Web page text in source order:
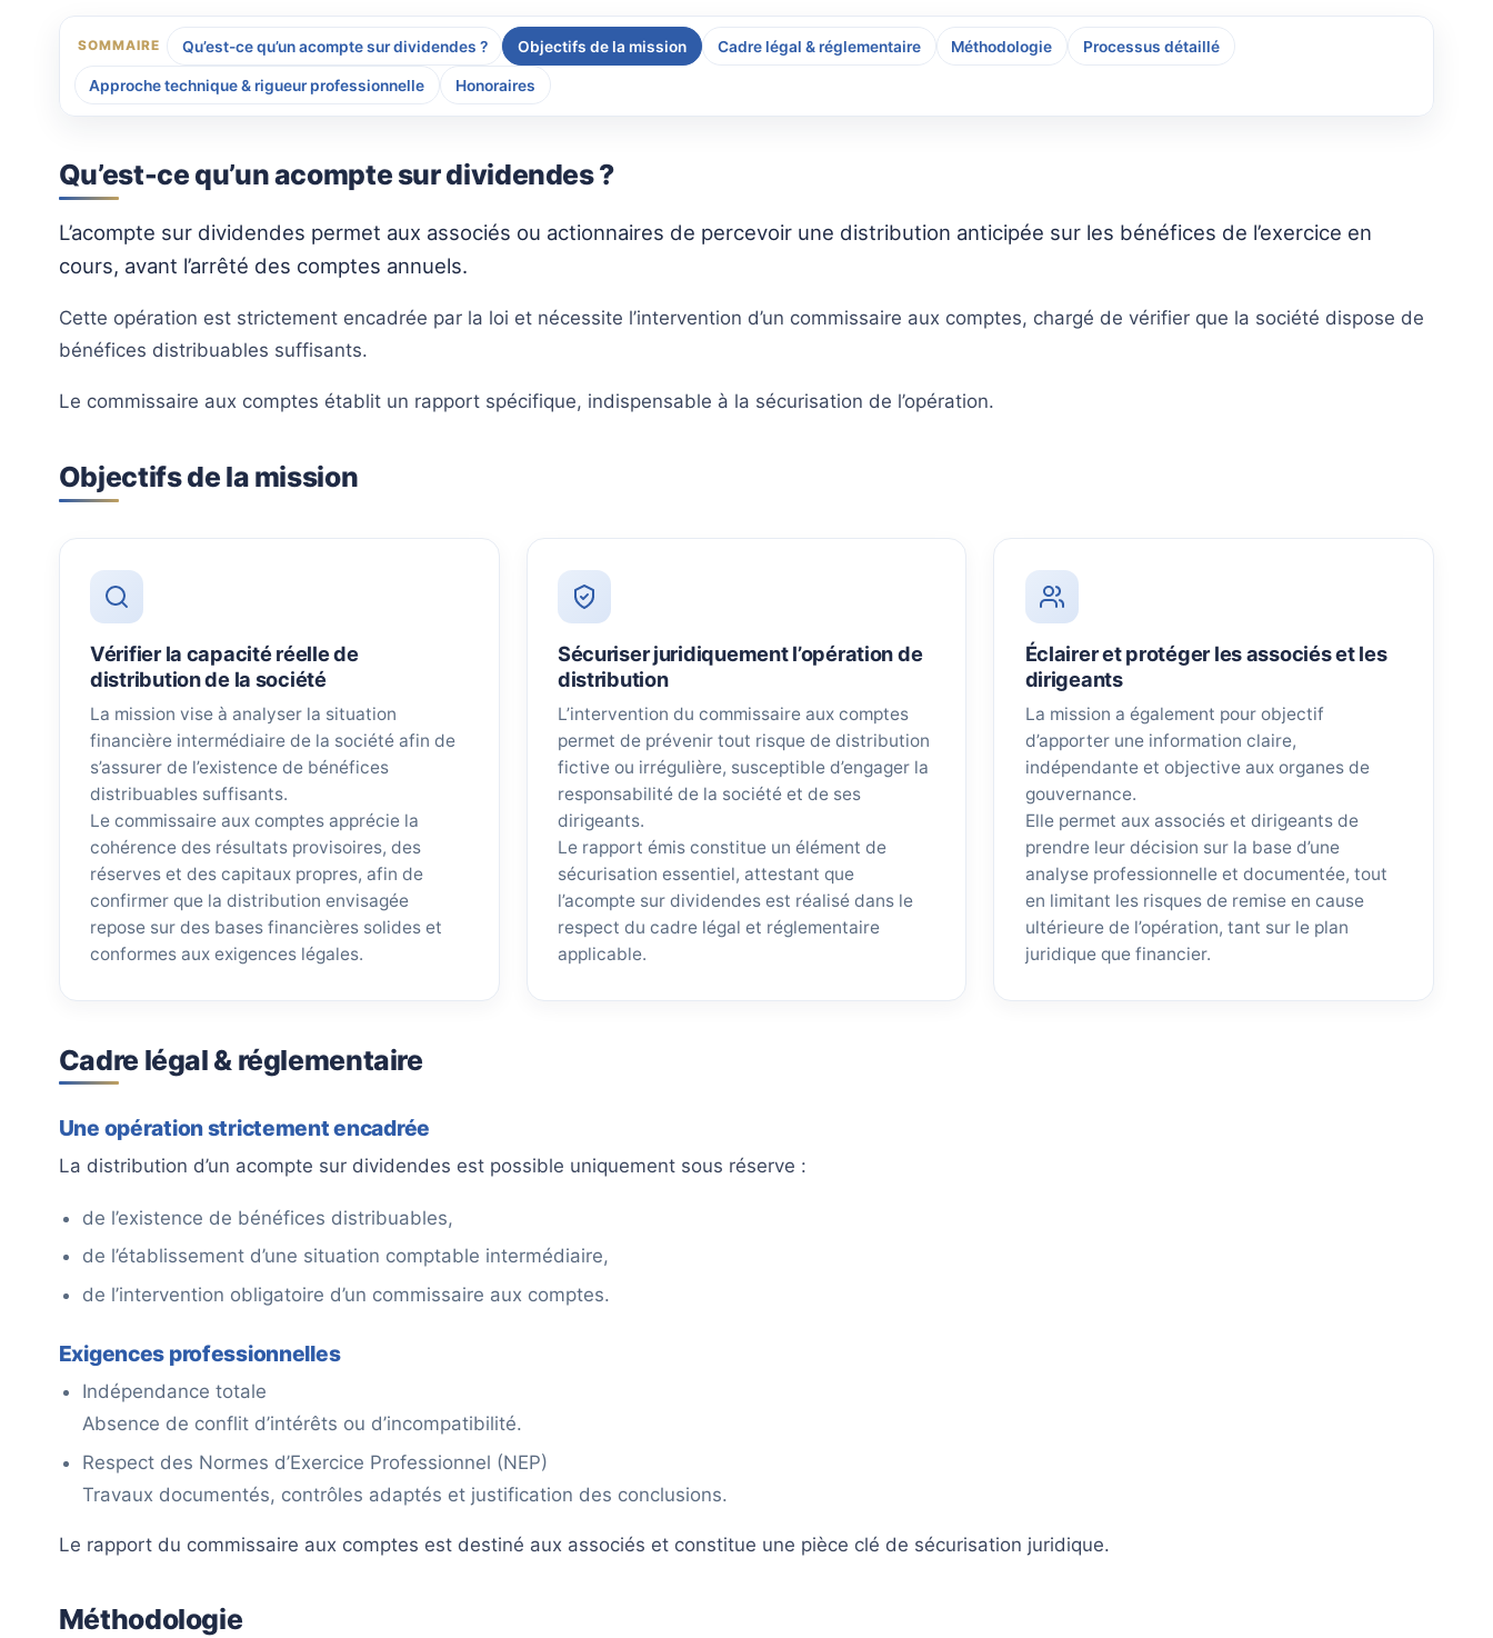
SOMMAIRE Qu’est-ce qu’un acompte sur dividendes ? Objectifs de la mission Cadre légal & réglementaire Méthodologie Processus détaillé
Approche technique & rigueur professionnelle Honoraires
Qu’est-ce qu’un acompte sur dividendes ?
L’acompte sur dividendes permet aux associés ou actionnaires de percevoir une distribution anticipée sur les bénéfices de l’exercice en
cours, avant l’arrêté des comptes annuels.
Cette opération est strictement encadrée par la loi et nécessite l’intervention d’un commissaire aux comptes, chargé de vérifier que la société dispose de
bénéfices distribuables suffisants.
Le commissaire aux comptes établit un rapport spécifique, indispensable à la sécurisation de l’opération.
Objectifs de la mission
Vérifier la capacité réelle de
distribution de la société
La mission vise à analyser la situation
financière intermédiaire de la société afin de
s’assurer de l’existence de bénéfices
distribuables suffisants.
Le commissaire aux comptes apprécie la
cohérence des résultats provisoires, des
réserves et des capitaux propres, afin de
confirmer que la distribution envisagée
repose sur des bases financières solides et
conformes aux exigences légales.
Sécuriser juridiquement l’opération de
distribution
L’intervention du commissaire aux comptes
permet de prévenir tout risque de distribution
fictive ou irrégulière, susceptible d’engager la
responsabilité de la société et de ses
dirigeants.
Le rapport émis constitue un élément de
sécurisation essentiel, attestant que
l’acompte sur dividendes est réalisé dans le
respect du cadre légal et réglementaire
applicable.
Éclairer et protéger les associés et les
dirigeants
La mission a également pour objectif
d’apporter une information claire,
indépendante et objective aux organes de
gouvernance.
Elle permet aux associés et dirigeants de
prendre leur décision sur la base d’une
analyse professionnelle et documentée, tout
en limitant les risques de remise en cause
ultérieure de l’opération, tant sur le plan
juridique que financier.
Cadre légal & réglementaire
Une opération strictement encadrée
La distribution d’un acompte sur dividendes est possible uniquement sous réserve :
de l’existence de bénéfices distribuables,
de l’établissement d’une situation comptable intermédiaire,
de l’intervention obligatoire d’un commissaire aux comptes.
Exigences professionnelles
Indépendance totale
Absence de conflit d’intérêts ou d’incompatibilité.
Respect des Normes d’Exercice Professionnel (NEP)
Travaux documentés, contrôles adaptés et justification des conclusions.
Le rapport du commissaire aux comptes est destiné aux associés et constitue une pièce clé de sécurisation juridique.
Méthodologie